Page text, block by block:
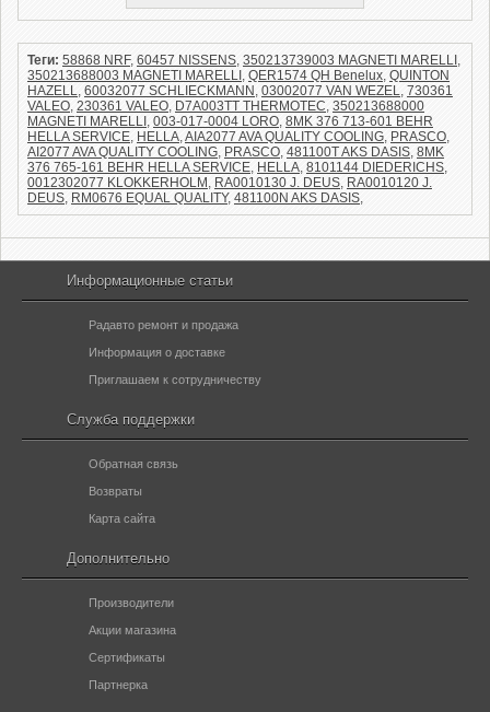
Теги: 58868 NRF, 60457 NISSENS, 350213739003 MAGNETI MARELLI ,
350213688003 MAGNETI MARELLI , QER1574 QH Benelux, QUINTON
HAZELL, 60032077 SCHLIECKMANN , 03002077 VAN WEZEL, 730361
VALEO, 230361 VALEO, D7A003TT THERMOTEC, 350213688000
MAGNETI MARELLI , 003-017-0004 LORO, 8MK 376 713-601 BEHR
HELLA SERVICE, HELLA,AIA2077 AVA QUALITY COOLING, PRASCO,
AI2077 AVA QUALITY COOLING, PRASCO, 481100T AKS DASIS, 8MK
376 765-161 BEHR HELLA SERVICE, HELLA, 8101144 DIEDERICHS,
0012302077 KLOKKERHOLM , RA0010130 J. DEUS, RA0010120 J.
DEUS, RM0676 EQUAL QUALITY, 481100N AKS DASIS,
Информационные статьи
Радавто ремонт и продажа
Информация о доставке
Приглашаем к сотрудничеству
Служба поддержки
Обратная связь
Возвраты
Карта сайта
Дополнительно
Производители
Акции магазина
Сертификаты
Партнерка